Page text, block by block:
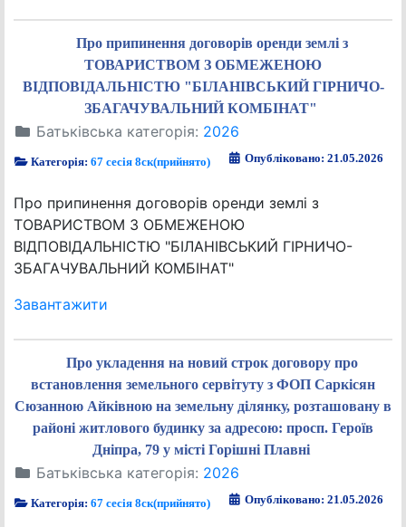
Про припинення договорів оренди землі з
ТОВАРИСТВОМ З ОБМЕЖЕНОЮ
ВІДПОВІДАЛЬНІСТЮ "БІЛАНІВСЬКИЙ ГІРНИЧО-
ЗБАГАЧУВАЛЬНИЙ КОМБІНАТ"
Батьківська категорія: 2026
Категорія:67 сесія 8ск(прийнято) Опубліковано: 21.05.2026
Про припинення договорів оренди землі з
ТОВАРИСТВОМ З ОБМЕЖЕНОЮ
ВІДПОВІДАЛЬНІСТЮ "БІЛАНІВСЬКИЙ ГІРНИЧО-
ЗБАГАЧУВАЛЬНИЙ КОМБІНАТ"
Завантажити
Про укладення на новий строк договору про
встановлення земельного сервітуту з ФОП Саркісян
Сюзанною Айківною на земельну ділянку, розташовану в
районі житлового будинку за адресою: просп. Героїв
Дніпра, 79 у місті Горішні Плавні
Батьківська категорія: 2026
Категорія:67 сесія 8ск(прийнято) Опубліковано: 21.05.2026